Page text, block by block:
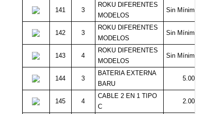
141 3
ROKU DIFERENTES
MODELOS
Sin Mínimo
142 3
ROKU DIFERENTES
MODELOS
Sin Mínimo
143 4
ROKU DIFERENTES
MODELOS
Sin Mínimo
144 3
BATERIA EXTERNA
BARU
5.000
145 4
CABLE 2 EN 1 TIPO
C
2.000